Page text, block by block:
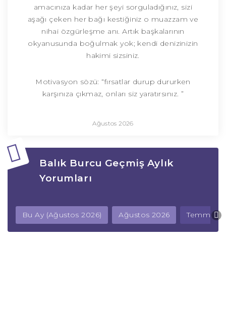
amacınıza kadar her şeyi sorguladığınız, sizi
aşağı çeken her bağı kestiğiniz o muazzam ve
nihai özgürleşme anı. Artık başkalarının
okyanusunda boğulmak yok; kendi denizinizin
hakimi sizsiniz.
Motivasyon sözü: “fırsatlar durup dururken
karşınıza çıkmaz, onları siz yaratırsınız. ”
Ağustos 2026
Balık Burcu Geçmiş Aylık
Yorumları
Bu Ay (Ağustos 2026) Ağustos 2026 Temmuz